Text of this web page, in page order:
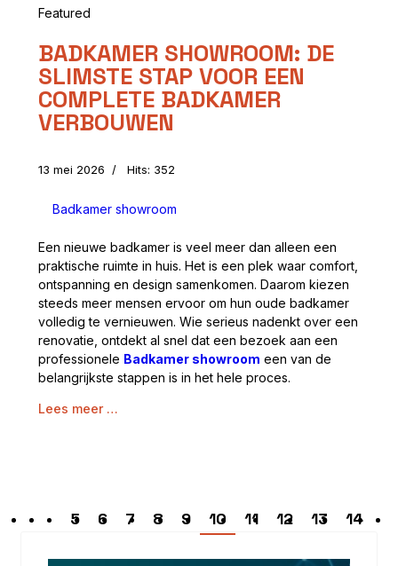
Featured
BADKAMER SHOWROOM: DE
SLIMSTE STAP VOOR EEN
COMPLETE BADKAMER
VERBOUWEN
13 mei 2026 Hits: 352
Badkamer showroom
Een nieuwe badkamer is veel meer dan alleen een
praktische ruimte in huis. Het is een plek waar comfort,
ontspanning en design samenkomen. Daarom kiezen
steeds meer mensen ervoor om hun oude badkamer
volledig te vernieuwen. Wie serieus nadenkt over een
renovatie, ontdekt al snel dat een bezoek aan een
professionele Badkamer showroom een van de
belangrijkste stappen is in het hele proces.
Lees meer …
5 6 7 8 9 10 11 12 13 14